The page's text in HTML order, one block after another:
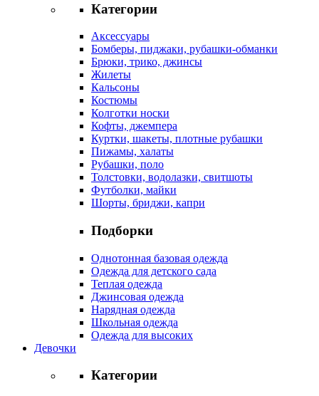
Категории
Аксессуары
Бомберы, пиджаки, рубашки-обманки
Брюки, трико, джинсы
Жилеты
Кальсоны
Костюмы
Колготки носки
Кофты, джемпера
Куртки, шакеты, плотные рубашки
Пижамы, халаты
Рубашки, поло
Толстовки, водолазки, свитшоты
Футболки, майки
Шорты, бриджи, капри
Подборки
Однотонная базовая одежда
Одежда для детского сада
Теплая одежда
Джинсовая одежда
Нарядная одежда
Школьная одежда
Одежда для высоких
Девочки
Категории